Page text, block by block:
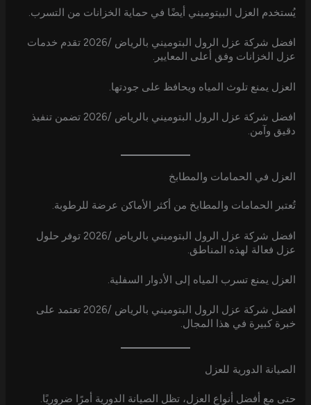
يُستخدم العزل البيتوميني أيضًا في حماية الخزانات من التسرب.
افضل شركة عزل الرول البتوميني بالرياض /2026 تقدم خدمات
عزل الخزانات وفق أعلى المعايير.
العزل يمنع تلوث المياه ويحافظ على جودتها.
افضل شركة عزل الرول البتوميني بالرياض /2026 تضمن تنفيذ
دقيق وآمن.
العزل في الحمامات والمطابخ
تُعتبر الحمامات والمطابخ من أكثر الأماكن عرضة للرطوبة.
افضل شركة عزل الرول البتوميني بالرياض /2026 توفر حلول
عزل فعالة لهذه المناطق.
العزل يمنع تسرب المياه إلى الأدوار السفلية.
افضل شركة عزل الرول البتوميني بالرياض /2026 تعتمد على
خبرة كبيرة في هذا المجال.
الصيانة الدورية للعزل
حتى مع أفضل أنواع العزل، تظل الصيانة الدورية أمرًا ضروريًا.